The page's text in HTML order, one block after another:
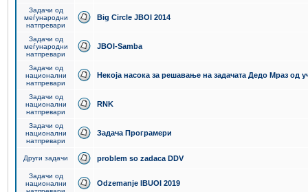
Задачи од
меѓународни
натпревари
Big Circle JBOI 2014
Задачи од
меѓународни
натпревари
JBOI-Samba
Задачи од
национални
натпревари
Некоја насока за решавање на задачата Дедо Мраз од
Задачи од
национални
натпревари
RNK
Задачи од
национални
натпревари
Задача Програмери
Други задачи problem so zadaca DDV
Задачи од
национални
Odzemanje IBUOI 2019